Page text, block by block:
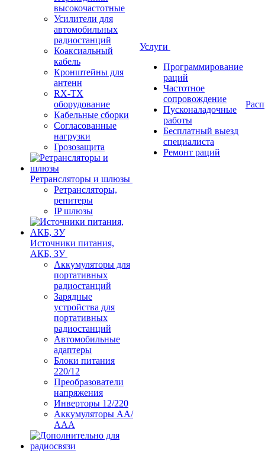
высокочастотные
Усилители для
автомобильных
радиостанций
Коаксиальный
кабель
Кронштейны для
антенн
RX-TX
оборудование
Кабельные сборки
Согласованные
нагрузки
Грозозащита
Ретрансляторы и шлюзы
Ретрансляторы,
репитеры
IP шлюзы
Источники питания,
АКБ, ЗУ
Аккумуляторы для
портативных
радиостанций
Зарядные
устройства для
портативных
радиостанций
Автомобильные
адаптеры
Блоки питания
220/12
Преобразователи
напряжения
Инверторы 12/220
Аккумуляторы АА/
ААА
Услуги
Программирование
раций
Частотное
сопровождение
Пусконаладочные
работы
Бесплатный выезд
специалиста
Ремонт раций